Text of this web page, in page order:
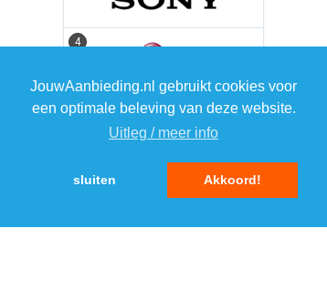
JouwAanbieding.nl gebruikt cookies voor
een optimale beleving van deze website.
Uitleg / meer info
sluiten Akkoord!
4